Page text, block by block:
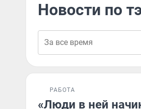
Новости по
РАБОТА
«Люди в ней